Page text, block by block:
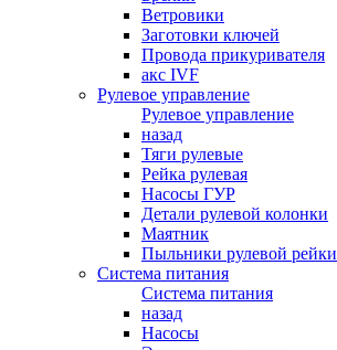
Ветровики
Заготовки ключей
Провода прикуривателя
акс IVF
Рулевое управление
Рулевое управление
назад
Тяги рулевые
Рейка рулевая
Насосы ГУР
Детали рулевой колонки
Маятник
Пыльники рулевой рейки
Система питания
Система питания
назад
Насосы